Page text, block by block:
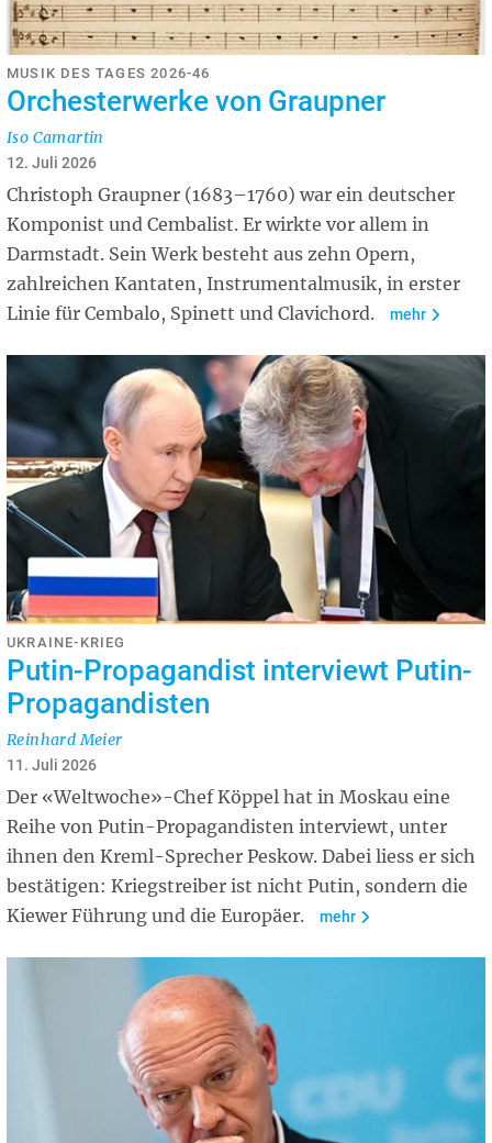
MUSIK DES TAGES 2026-46
Orchesterwerke von Graupner
Iso Camartin
12. Juli 2026
Christoph Graupner (1683–1760) war ein deutscher
Komponist und Cembalist. Er wirkte vor allem in
Darmstadt. Sein Werk besteht aus zehn Opern,
zahlreichen Kantaten, Instrumentalmusik, in erster
Linie für Cembalo, Spinett und Clavichord.
mehr
UKRAINE-KRIEG
Putin-Propagandist interviewt Putin-
Propagandisten
Reinhard Meier
11. Juli 2026
Der «Weltwoche»-Chef Köppel hat in Moskau eine
Reihe von Putin-Propagandisten interviewt, unter
ihnen den Kreml-Sprecher Peskow. Dabei liess er sich
bestätigen: Kriegstreiber ist nicht Putin, sondern die
Kiewer Führung und die Europäer.
mehr